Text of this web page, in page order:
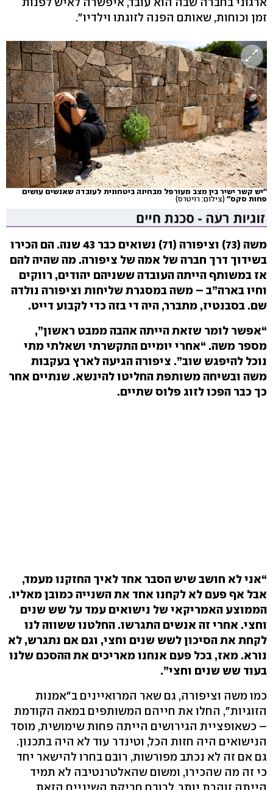
זמן וכוחות, שאותם הפנה לזוגתו וילדיו".
''יש קשר ישיר בין מצב מעורפל מבחינה ביטחונית לעובדה שאנשים עושים
פחות סקס'' (צילום: רויטרס)
משה (73) וציפורה (71) נשואים כבר 43 שנה. הם הכירו
בשידוך דרך חברה של אמה של ציפורה. מה שהיה להם
אז במשותף הייתה העובדה ששניהם יהודים, רווקים
וחיו בארה”ב – משה במסגרת שליחות וציפורה נולדה
שם. בסבנטיז, מתברר, היה די בזה כדי לקבוע דייט.
“אפשר לומר שזאת הייתה אהבה ממבט ראשון”,
מספר משה. “אחרי יומיים התקשרתי ושאלתי מתי
נוכל להיפגש שוב”. ציפורה הגיעה לארץ בעקבות
משה ובשיחה משותפת החליטו להינשא. שנתיים אחר
כך כבר הפכו לזוג פלוס שתיים.
“אני לא חושב שיש הסבר אחד לאיך החזקנו מעמד,
אבל אף פעם לא לקחנו אחד את השנייה כמובן מאליו.
הממוצע האמריקאי של נישואים עמד על שש שנים
וחצי. אחרי זה אנשים התגרשו. החלטנו ששווה לנו
לקחת את הסיכון לשש שנים וחצי, וגם אם נתגרש, לא
נורא. מאז, בכל פעם אנחנו מאריכים את ההסכם שלנו
בעוד שש שנים וחצי”.
כמו משה וציפורה, גם שאר המרואיינים ב"אמנות
הזוגיות", החלו את חייהם המשותפים במאה הקודמת
– כשאופציית הגירושים הייתה פחות שימושית, מוסד
הנישואים היה חזות הכל, וטינדר עוד לא היה בתכנון.
גם אם זה לא נכתב מפורשות, רובם בחרו להישאר יחד
כי זה מה שהכירו, ומשום שהאלטרנטיבה לא תמיד